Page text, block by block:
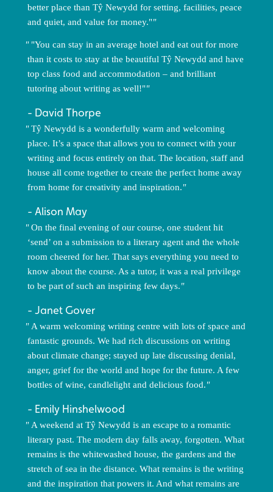
better place than Tŷ Newydd for setting, facilities, peace
and quiet, and value for money."
"You can stay in an average hotel and eat out for more
than it costs to stay at the beautiful Tŷ Newydd and have
top class food and accommodation – and brilliant
tutoring about writing as well!"
David Thorpe
Tŷ Newydd is a wonderfully warm and welcoming
place. It’s a space that allows you to connect with your
writing and focus entirely on that. The location, staff and
house all come together to create the perfect home away
from home for creativity and inspiration.
Alison May
On the final evening of our course, one student hit
‘send’ on a submission to a literary agent and the whole
room cheered for her. That says everything you need to
know about the course. As a tutor, it was a real privilege
to be part of such an inspiring few days.
Janet Gover
A warm welcoming writing centre with lots of space and
fantastic grounds. We had rich discussions on writing
about climate change; stayed up late discussing denial,
anger, grief for the world and hope for the future. A few
bottles of wine, candlelight and delicious food.
Emily Hinshelwood
A weekend at Tŷ Newydd is an escape to a romantic
literary past. The modern day falls away, forgotten. What
remains is the whitewashed house, the gardens and the
stretch of sea in the distance. What remains is the writing
and the inspiration that powers it. And what remains are